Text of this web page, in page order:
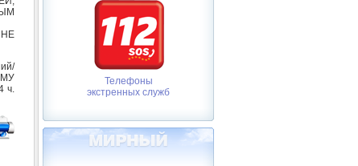
ч.
Телефоны
экстренных служб